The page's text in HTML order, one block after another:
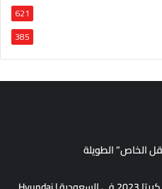
621
385
الخاص” الطويلة